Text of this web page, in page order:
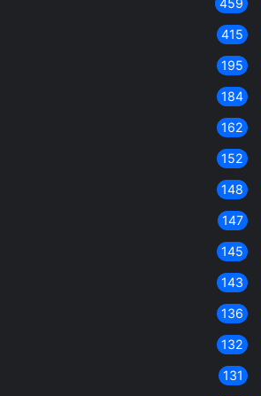
459
415
195
184
162
152
148
147
145
143
136
132
131